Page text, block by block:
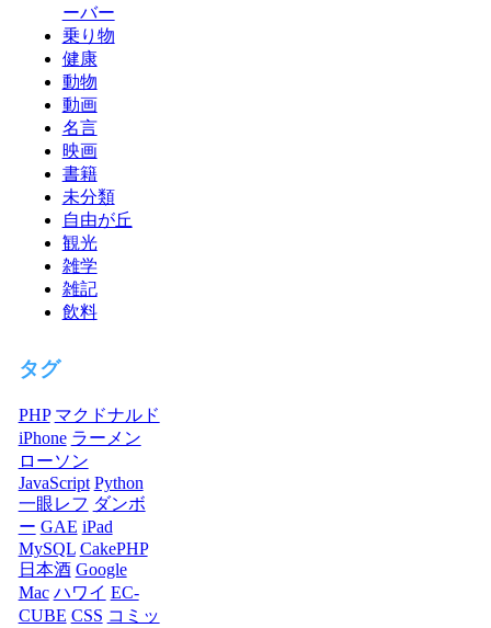
ーバー
乗り物
健康
動物
動画
名言
映画
書籍
未分類
自由が丘
観光
雑学
雑記
飲料
タグ
PHP マクドナルド
iPhone ラーメン
ローソン
JavaScript Python
一眼レフ ダンボ
ー GAE iPad
MySQL CakePHP
日本酒 Google
Mac ハワイ EC-
CUBE CSS コミッ